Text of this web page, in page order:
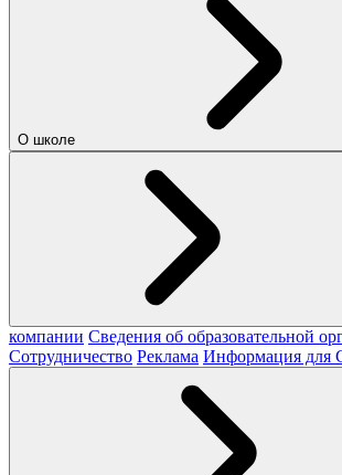
О школе
компании Сведения об образовательной
Сотрудничество Реклама Информация